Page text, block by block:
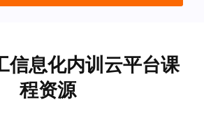
信息化内训云平台课
程资源